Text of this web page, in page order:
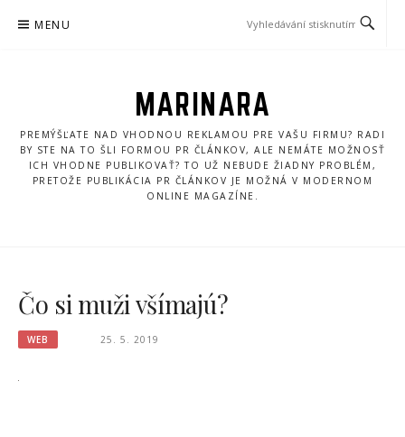
MENU
MARINARA
PREMÝŠĽATE NAD VHODNOU REKLAMOU PRE VAŠU FIRMU? RADI
BY STE NA TO ŠLI FORMOU PR ČLÁNKOV, ALE NEMÁTE MOŽNOSŤ
ICH VHODNE PUBLIKOVAŤ? TO UŽ NEBUDE ŽIADNY PROBLÉM,
PRETOŽE PUBLIKÁCIA PR ČLÁNKOV JE MOŽNÁ V MODERNOM
ONLINE MAGAZÍNE.
Čo si muži všímajú?
WEB 25. 5. 2019